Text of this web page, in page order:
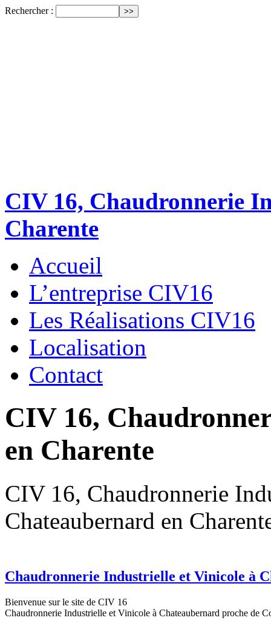
Rechercher :
CIV 16, Chaudronnerie
Charente
Accueil
L’entreprise CIV16
Les Réalisations CIV16
Localisation
Contact
CIV 16,
en Charente
CIV 16, Chaudronnerie
Chateaubernard en
Chaudronnerie Industrielle et Vinicole à
Bienvenue sur le site de CIV 16
Chaudronnerie Industrielle et Vinicole à Chateaubernard proche de